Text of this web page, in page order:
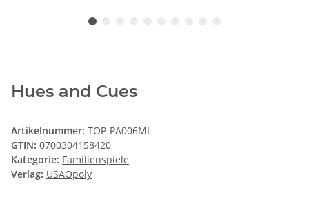
Hues and Cues
Artikelnummer: TOP-PA006ML
GTIN: 0700304158420
Kategorie: Familienspiele
Verlag: USAOpoly